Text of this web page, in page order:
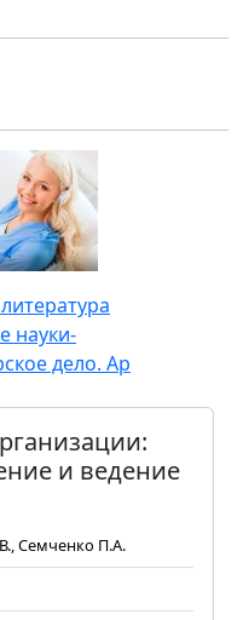
науки-
дело. Ар
и ведение
Семченко П.А.